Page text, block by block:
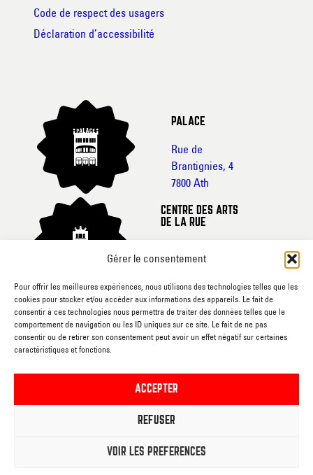
Gérer le consentement
Pour offrir les meilleures expériences, nous utilisons des technologies telles que les
cookies pour stocker et/ou accéder aux informations des appareils. Le fait de
consentir à ces technologies nous permettra de traiter des données telles que le
comportement de navigation ou les ID uniques sur ce site. Le fait de ne pas
consentir ou de retirer son consentement peut avoir un effet négatif sur certaines
caractéristiques et fonctions.
ACCEPTER
REFUSER
VOIR LES PRÉFÉRENCES
Code de respect des usagers
Déclaration d’accessibilité
PALACE
Rue de
Brantignies, 4
7800 Ath
CENTRE DES ARTS
DE LA RUE
22
7800 Ath
CINEMA L’ECRAN
Rue du
7800 Ath
RUEE VERS L’ART
Gouvernement, sn